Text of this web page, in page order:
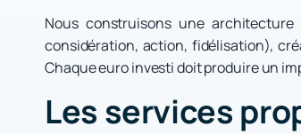
Nous construisons une
considération, action, fidélisation),
Chaque euro investi doit produire un
Les services